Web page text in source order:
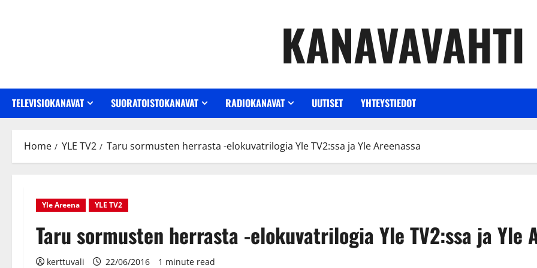
KANAVAVAHTI
TELEVISIOKANAVAT SUORATOISTOKANAVAT RADIOKANAVAT UUTISET YHTEYSTIEDOT
Home YLE TV2 Taru sormusten herrasta -elokuvatrilogia Yle TV2:ssa ja Yle Areenassa
Yle Areena YLE TV2
Taru sormusten herrasta -elokuvatrilogia Yle TV2:ssa ja Yle
kerttuvali 22/06/2016 1 minute read